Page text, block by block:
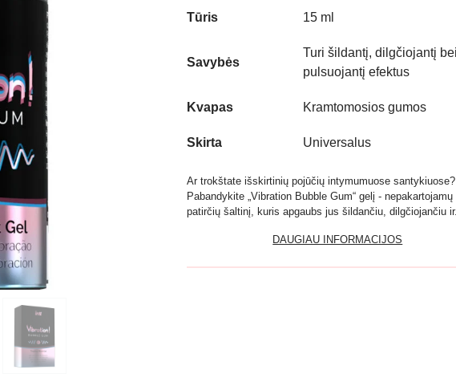
Tūris 15 ml
Savybės
Turi šildantį, dilgčiojantį
pulsuojantį efektus
Kvapas Kramtomosios gumos
Skirta Universalus
Ar trokštate išskirtinių pojūčių intymumuose santykiuose?
Pabandykite „Vibration Bubble Gum“ gelį - nepakartojamų
patirčių šaltinį, kuris apgaubs jus šildančiu, dilgčiojančiu
DAUGIAU INFORMACIJOS